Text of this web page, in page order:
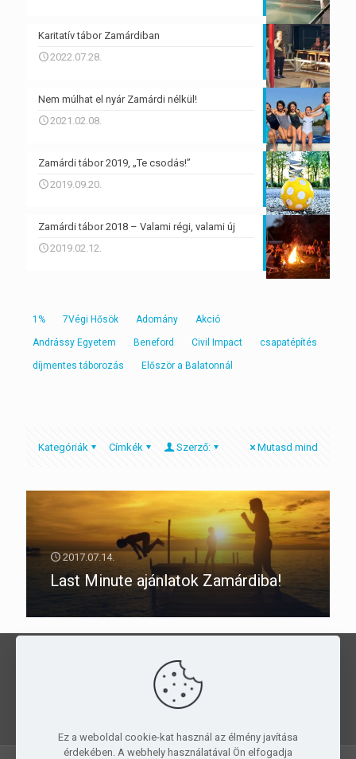
Karitatív tábor Zamárdiban
2022.07.28.
Nem múlhat el nyár Zamárdi nélkül!
2021.02.08.
Zamárdi tábor 2019, „Te csodás!”
2019.09.20.
Zamárdi tábor 2018 – Valami régi, valami új
2019.02.12.
1% 7Végi Hősök Adomány Akció
Andrássy Egyetem Beneford Civil Impact csapatépítés
díjmentes táborozás Először a Balatonnál
Kategóriák Címkék Szerző: Mutasd mind
2017.07.14.
Last Minute ajánlatok Zamárdiba!
Kedvezményes táborozás a
, egész évben!
MOST!
Ez a weboldal cookie-kat használ az élmény javítása
érdekében. A webhely használatával Ön elfogadja